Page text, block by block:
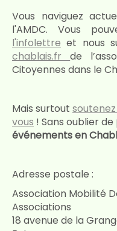
Vous naviguez
l'AMDC. Vous
l'infolettre et nous
chablais.frde
Citoyennes dans le
Mais surtout
vous ! Sans oublier de
événements en
Adresse postale :
Association Mobilité
Associations
18 avenue de la